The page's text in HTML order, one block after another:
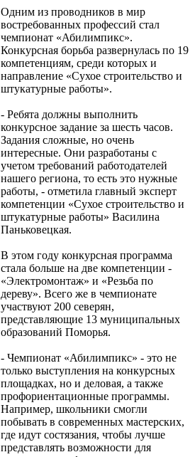
Одним из проводников в мир
востребованных профессий стал
чемпионат «Абилимпикс».
Конкурсная борьба развернулась по 19
компетенциям, среди которых и
направление «Сухое строительство и
штукатурные работы».
- Ребята должны выполнить
конкурсное задание за шесть часов.
Задания сложные, но очень
интересные. Они разработаны с
учетом требований работодателей
нашего региона, то есть это нужные
работы, - отметила главный эксперт
компетенции «Сухое строительство и
штукатурные работы» Василина
Паньковецкая.
В этом году конкурсная программа
стала больше на две компетенции -
«Электромонтаж» и «Резьба по
дереву». Всего же в чемпионате
участвуют 200 северян,
представляющие 13 муниципальных
образований Поморья.
- Чемпионат «Абилимпикс» - это не
только выступления на конкурсных
площадках, но и деловая, а также
профориентационные программы.
Например, школьники смогли
побывать в современных мастерских,
где идут состязания, чтобы лучше
представлять возможности для